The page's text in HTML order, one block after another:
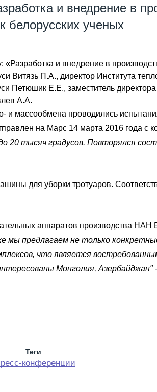
и внедрение в
белорусских ученых
и внедрение в
Витязь П.А., директор Института
Петюшик Е.Е., заместитель
А.А.
и массообмена проводились
на Марс 14 марта 2016 года с
20 тысяч градусов. Повторялся
для уборки тротуаров.
аппаратов производства
предлагаем не только
что является
Монголия, Азербайджан"
Теги
конференции